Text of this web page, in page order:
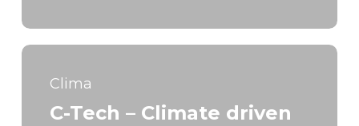
Clima
C-Tech – Climate driven